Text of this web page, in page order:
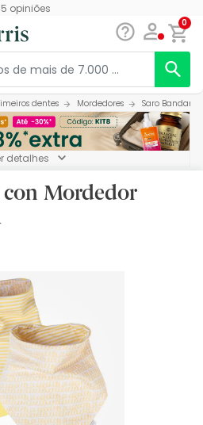
opiniões
0
dentes Mordedores Saro Bandana
detalhes
con Mordedor